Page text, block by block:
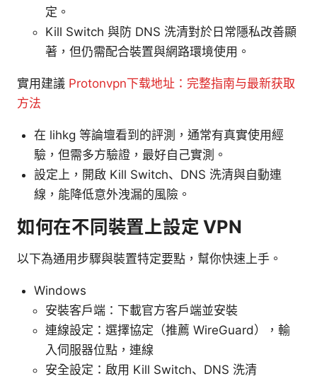
定。
Kill Switch 與防 DNS 洗清對於日常隱私改善顯
著，但仍需配合裝置與網路環境使用。
實用建議 Protonvpn下载地址：完整指南与最新获取
方法
在 lihkg 等論壇看到的評測，通常有真實使用經
驗，但需多方驗證，最好自己實測。
設定上，開啟 Kill Switch、DNS 洗清與自動連
線，能降低意外洩漏的風險。
如何在不同裝置上設定 VPN
以下為通用步驟與裝置特定要點，幫你快速上手。
Windows
安裝客戶端：下載官方客戶端並安裝
連線設定：選擇協定（推薦 WireGuard），輸
入伺服器位點，連線
安全設定：啟用 Kill Switch、DNS 洗清